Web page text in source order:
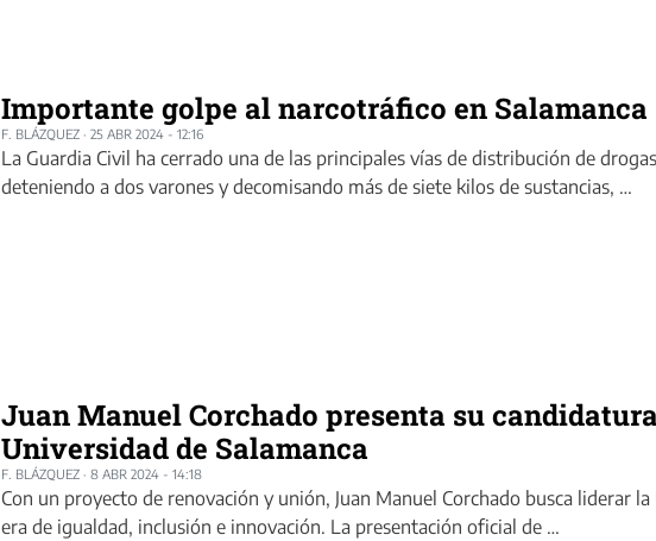
Importante golpe al narcotráfico en Salamanca
F. BLÁZQUEZ · 25 ABR 2024 - 12:16
La Guardia Civil ha cerrado una de las principales vías de distribución de
deteniendo a dos varones y decomisando más de siete kilos de sustancias, …
Juan Manuel Corchado presenta su
Universidad de Salamanca
F. BLÁZQUEZ · 8 ABR 2024 - 14:18
Con un proyecto de renovación y unión, Juan Manuel Corchado busca liderar
era de igualdad, inclusión e innovación. La presentación oficial de …